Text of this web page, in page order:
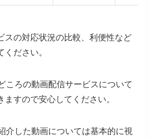
スの対応状況の比較、利便性など
ださい。
ころの動画配信サービスについて
ますので安心してください。
介した動画については基本的に視